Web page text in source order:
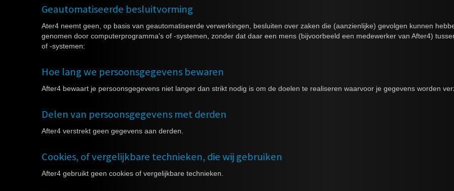
Geautomatiseerde besluitvorming
Ater4 neemt geen, op basis van geautomatiseerde verwerkingen, besluiten over zaken die (aanzienlijke) gevolgen kunnen
genomen door computerprogramma's of -systemen, zonder dat daar een mens (bijvoorbeeld een medewerker van After4)
of -systemen:
Hoe lang we persoonsgegevens bewaren
After4 bewaart je persoonsgegevens niet langer dan strikt nodig is om de doelen te realiseren waarvoor je gegevens worden
Delen van persoonsgegevens met derden
After4 verstrekt geen gegevens aan derden.
Cookies, of vergelijkbare technieken, die wij gebruiken
After4 gebruikt geen cookies of vergelijkbare technieken.